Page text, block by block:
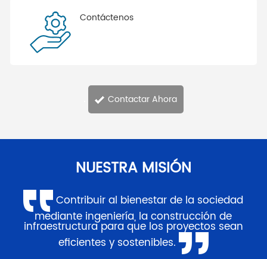
Contáctenos
Contactar Ahora
NUESTRA MISIÓN
Contribuir al bienestar de la sociedad
mediante ingeniería, la construcción de
infraestructura para que los proyectos sean
eficientes y sostenibles.